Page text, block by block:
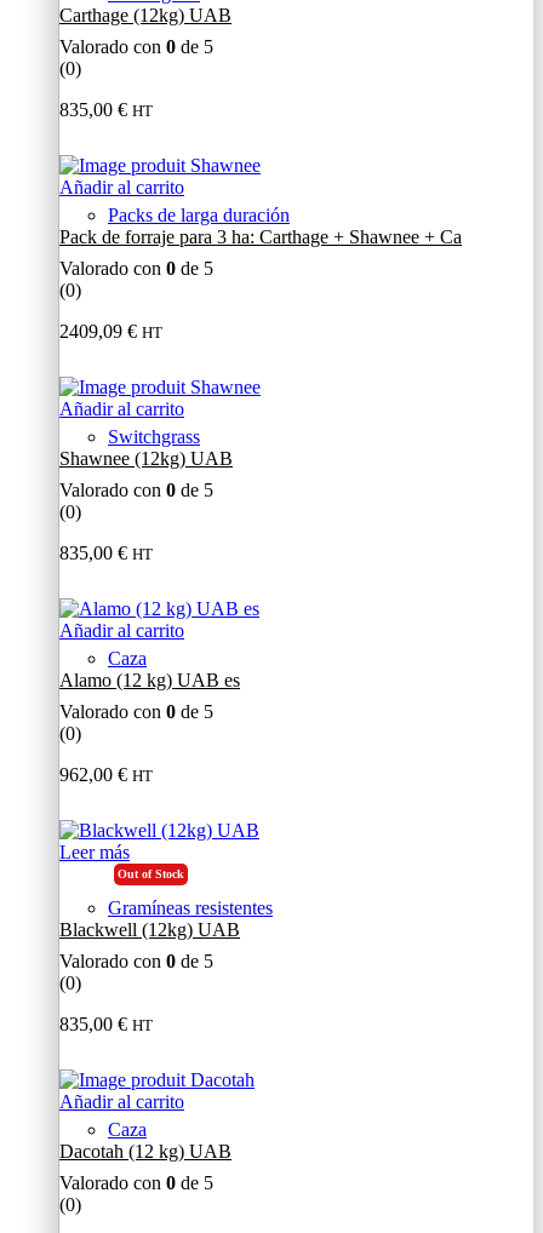
Carthage (12kg) UAB
Valorado con 0 de 5
(0)
835,00 € HT
Añadir al carrito
Packs de larga duración
Pack de forraje para 3 ha: Carthage + Shawnee + Ca
Valorado con 0 de 5
(0)
2409,09 € HT
Añadir al carrito
Switchgrass
Shawnee (12kg) UAB
Valorado con 0 de 5
(0)
835,00 € HT
Añadir al carrito
Caza
Alamo (12 kg) UAB es
Valorado con 0 de 5
(0)
962,00 € HT
Leer más
Out of Stock
Gramíneas resistentes
Blackwell (12kg) UAB
Valorado con 0 de 5
(0)
835,00 € HT
Añadir al carrito
Caza
Dacotah (12 kg) UAB
Valorado con 0 de 5
(0)